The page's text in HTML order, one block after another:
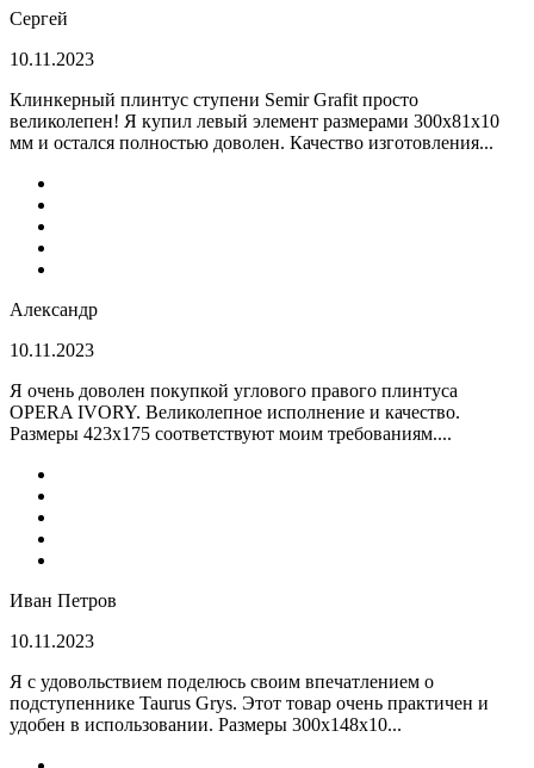
Сергей
10.11.2023
Клинкерный плинтус ступени Semir Grafit просто
великолепен! Я купил левый элемент размерами 300х81х10
мм и остался полностью доволен. Качество изготовления...
Александр
10.11.2023
Я очень доволен покупкой углового правого плинтуса
OPERA IVORY. Великолепное исполнение и качество.
Размеры 423х175 соответствуют моим требованиям....
Иван Петров
10.11.2023
Я с удовольствием поделюсь своим впечатлением о
подступеннике Taurus Grys. Этот товар очень практичен и
удобен в использовании. Размеры 300х148х10...